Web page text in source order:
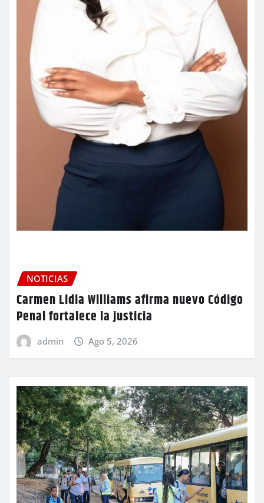
NOTICIAS
Carmen Lidia Williams afirma nuevo Código
Penal fortalece la justicia
admin Ago 5, 2026